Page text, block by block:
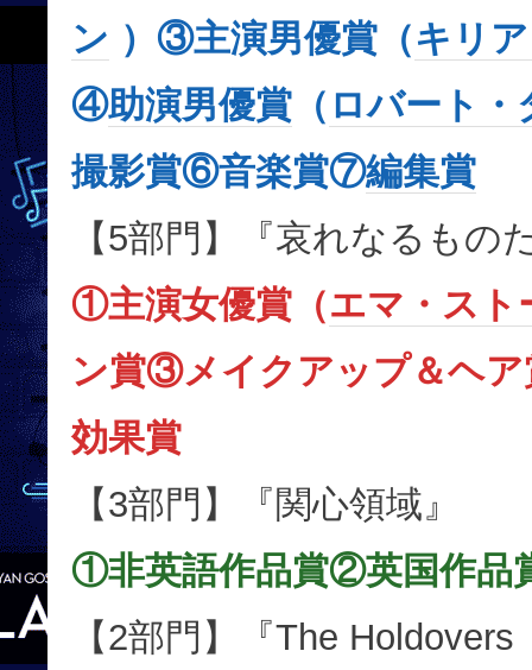
ン ）③主演男優賞（キリ
④助演男優賞 （ ロバート・
撮影賞⑥音楽賞⑦編集賞
【5部門】『哀れなるもの
①主演女優賞（エマ・スト
ン賞③メイクアップ＆ヘ
効果賞
【3部門】『関心領域』
①非英語作品賞②英国作品
【2部門】『The